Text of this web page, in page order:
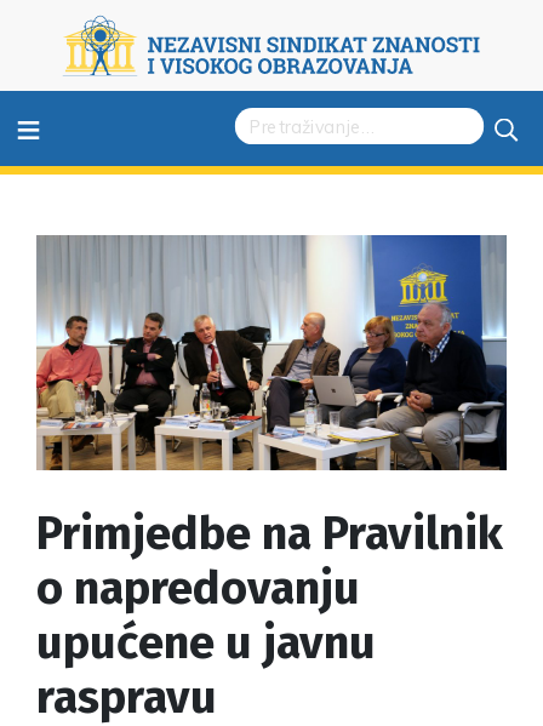
≡
Primjedbe na Pravilnik
o napredovanju
upućene u javnu
raspravu